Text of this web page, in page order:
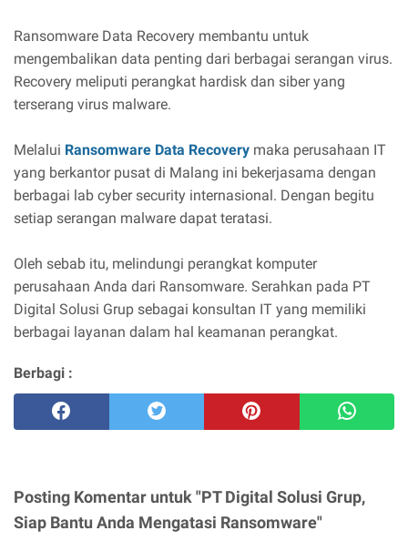
Ransomware Data Recovery membantu untuk
mengembalikan data penting dari berbagai serangan virus.
Recovery meliputi perangkat hardisk dan siber yang
terserang virus malware.
Melalui Ransomware Data Recovery maka perusahaan IT
yang berkantor pusat di Malang ini bekerjasama dengan
berbagai lab cyber security internasional. Dengan begitu
setiap serangan malware dapat teratasi.
Oleh sebab itu, melindungi perangkat komputer
perusahaan Anda dari Ransomware. Serahkan pada PT
Digital Solusi Grup sebagai konsultan IT yang memiliki
berbagai layanan dalam hal keamanan perangkat.
Berbagi :
Posting Komentar untuk "PT Digital Solusi Grup,
Siap Bantu Anda Mengatasi Ransomware"